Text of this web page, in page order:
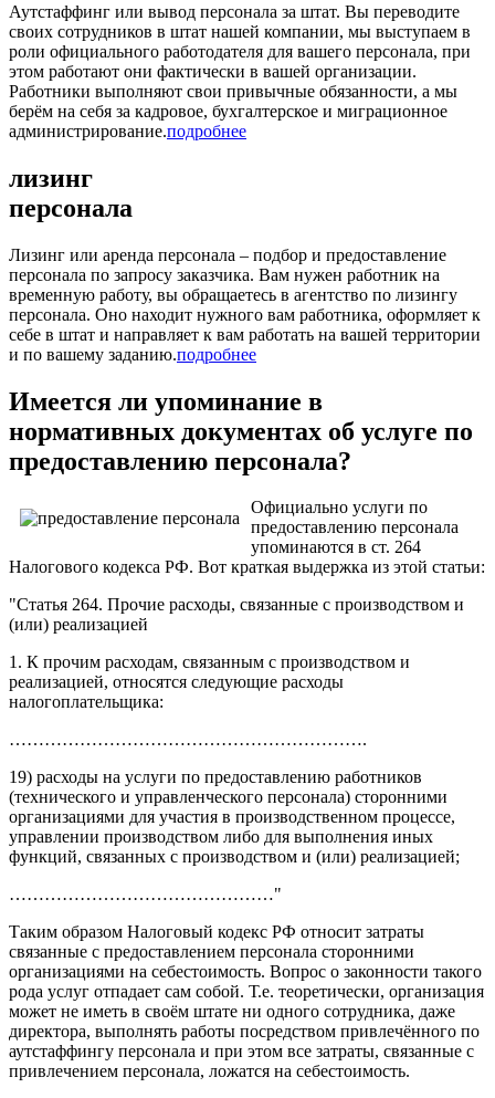
Аутстаффинг или вывод персонала за штат. Вы переводите
своих сотрудников в штат нашей компании, мы выступаем в
роли официального работодателя для вашего персонала, при
этом работают они фактически в вашей организации.
Работники выполняют свои привычные обязанности, а мы
берём на себя за кадровое, бухгалтерское и миграционное
администрирование.подробнее
лизинг
персонала
Лизинг или аренда персонала – подбор и предоставление
персонала по запросу заказчика. Вам нужен работник на
временную работу, вы обращаетесь в агентство по лизингу
персонала. Оно находит нужного вам работника, оформляет к
себе в штат и направляет к вам работать на вашей территории
и по вашему заданию.подробнее
Имеется ли упоминание в
нормативных документах об услуге по
предоставлению персонала?
Официально услуги по
предоставлению персонала
упоминаются в ст. 264
Налогового кодекса РФ. Вот краткая выдержка из этой статьи:
"Статья 264. Прочие расходы, связанные с производством и
(или) реализацией
1. К прочим расходам, связанным с производством и
реализацией, относятся следующие расходы
налогоплательщика:
…………………………………………………….
19) расходы на услуги по предоставлению работников
(технического и управленческого персонала) сторонними
организациями для участия в производственном процессе,
управлении производством либо для выполнения иных
функций, связанных с производством и (или) реализацией;
………………………………………"
Таким образом Налоговый кодекс РФ относит затраты
связанные с предоставлением персонала сторонними
организациями на себестоимость. Вопрос о законности такого
рода услуг отпадает сам собой. Т.е. теоретически, организация
может не иметь в своём штате ни одного сотрудника, даже
директора, выполнять работы посредством привлечённого по
аутстаффингу персонала и при этом все затраты, связанные с
привлечением персонала, ложатся на себестоимость.